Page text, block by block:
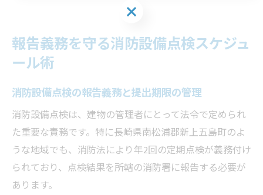
報告義務を守る消防設備点検スケジュ
ール術
消防設備点検の報告義務と提出期限の管理
消防設備点検は、建物の管理者にとって法令で定められ
た重要な責務です。特に長崎県南松浦郡新上五島町のよ
うな地域でも、消防法により年2回の定期点検が義務付け
られており、点検結果を所轄の消防署に報告する必要が
あります。
お問い合わせはこちら